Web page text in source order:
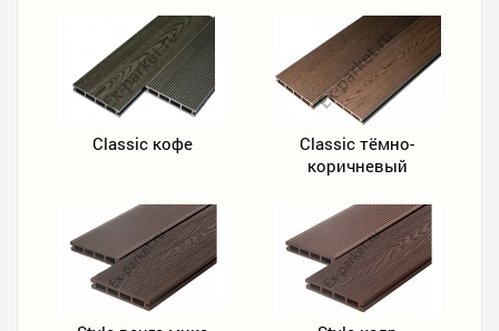
Classic кофе
Classic тёмно-
коричневый